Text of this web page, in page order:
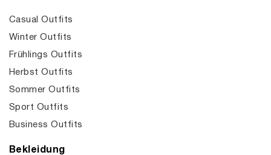
Casual Outfits
Winter Outfits
Frühlings Outfits
Herbst Outfits
Sommer Outfits
Sport Outfits
Business Outfits
Bekleidung